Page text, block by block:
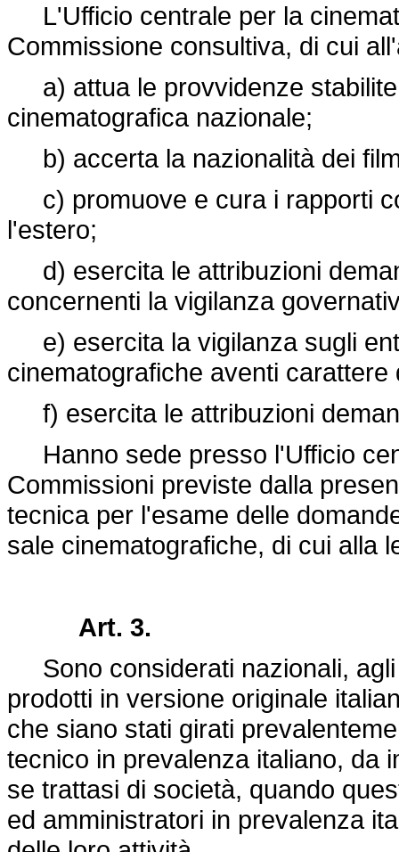
L'Ufficio centrale per la
Commissione consultiva, di cui
a) attua le provvidenze
cinematografica nazionale;
b) accerta la nazionalità dei
c) promuove e cura i rapporti
l'estero;
d) esercita le attribuzioni
concernenti la vigilanza
e) esercita la vigilanza sugli
cinematografiche aventi
f) esercita le attribuzioni
Hanno sede presso l'Ufficio
Commissioni previste dalla
tecnica per l'esame delle
sale cinematografiche, di cui alla
Art. 3.
Sono considerati nazionali, agli
prodotti in versione originale
che siano stati girati
tecnico in prevalenza italiano, da
se trattasi di società, quando
ed amministratori in prevalenza